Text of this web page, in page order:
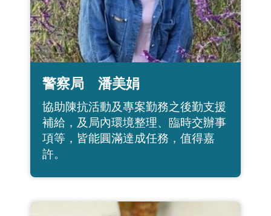
警察局 潘美娟
協助陳抗活動及專案勤務之後勤支援
補給，及局內環境整理、臨時交辦事
項等，皆能圓滿達成任務，值得嘉
許。